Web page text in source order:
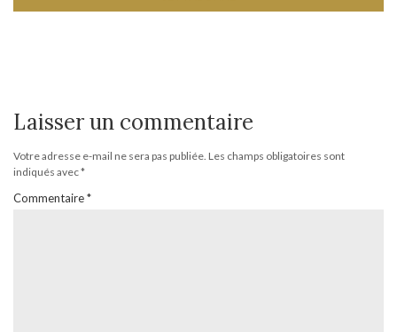
Laisser un commentaire
Votre adresse e-mail ne sera pas publiée. Les champs obligatoires sont
indiqués avec*
Commentaire*